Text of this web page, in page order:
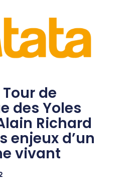
de
des Yoles
Richard
enjeux d’un
vivant